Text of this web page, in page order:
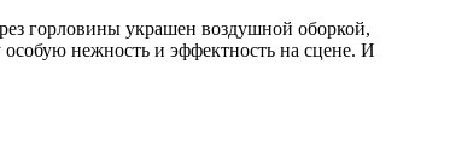
горловины украшен воздушной оборкой,
нежность и эффектность на сцене. И